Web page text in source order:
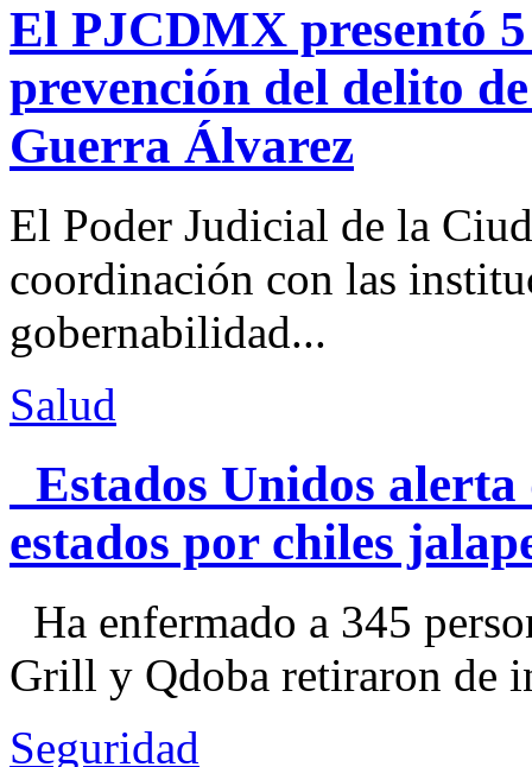
El PJCDMX presentó
prevención del delito
Guerra Álvarez
El Poder Judicial de la
coordinación con las
gobernabilidad...
Salud
Estados Unidos alerta
estados por chiles
Ha enfermado a 345
Grill y Qdoba retiraron de
Seguridad